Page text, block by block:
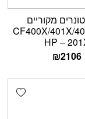
4 טונרים מקוריים
CF400X/401X/
HP –
₪2106